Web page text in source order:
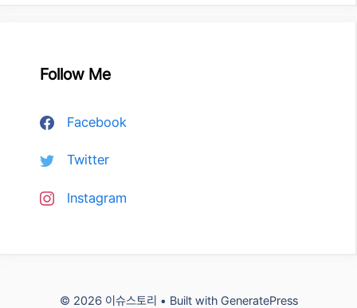
Follow Me
Facebook
Twitter
Instagram
© 2026 이슈스토리 • Built with GeneratePress